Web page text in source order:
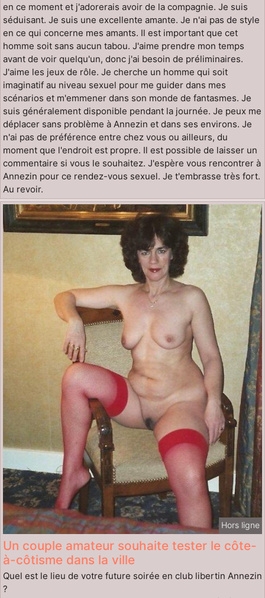
en ce moment et j'adorerais avoir de la compagnie. Je suis
séduisant. Je suis une excellente amante. Je n'ai pas de style
en ce qui concerne mes amants. Il est important que cet
homme soit sans aucun tabou. J'aime prendre mon temps
avant de voir quelqu'un, donc j'ai besoin de préliminaires.
J'aime les jeux de rôle. Je cherche un homme qui soit
imaginatif au niveau sexuel pour me guider dans mes
scénarios et m'emmener dans son monde de fantasmes. Je
suis généralement disponible pendant la journée. Je peux me
déplacer sans problème à Annezin et dans ses environs. Je
n'ai pas de préférence entre chez vous ou ailleurs, du
moment que l'endroit est propre. Il est possible de laisser un
commentaire si vous le souhaitez. J'espère vous rencontrer à
Annezin pour ce rendez-vous sexuel. Je t'embrasse très fort.
Au revoir.
Hors ligne
Un couple amateur souhaite tester le côte-
à-côtisme dans la ville
Quel est le lieu de votre future soirée en club libertin Annezin
?